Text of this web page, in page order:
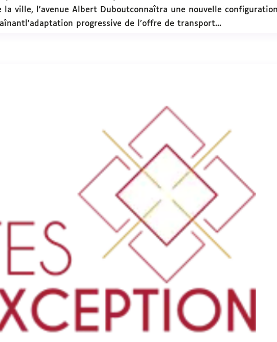
la ville, l’avenue Albert Duboutconnaîtra une nouvelle
progressive de l’offre de transport...